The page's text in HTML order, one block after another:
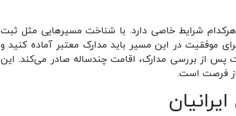
شرایط خاصی دارد. با شناخت مسیرهایی مثل ثبت
موفقیت در این مسیر باید مدارک معتبر آماده کنید و
پس از بررسی مدارک، اقامت چندساله صادر می‌کند. این
از فرصت است.